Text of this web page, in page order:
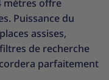
mètres offre
Puissance du
assises,
de recherche
parfaitement